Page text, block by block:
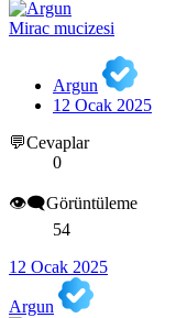
Mirac mucizesi
Argun
12 Ocak 2025
💬Cevaplar
0
👁️‍🗨️Görüntüleme
54
12 Ocak 2025
Argun